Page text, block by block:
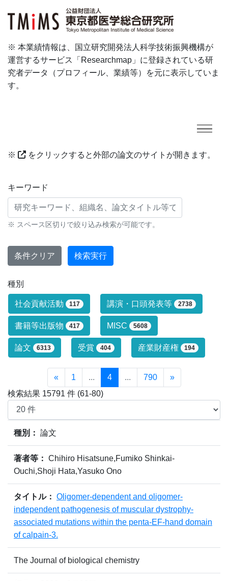
※ 本業績情報は、国立研究開発法人科学技術振興機構が
運営するサービス「Researchmap」に登録されている研
究者データ（プロフィール、業績等）を元に表示していま
す。
※ をクリックすると外部の論文のサイトが開きます。
研究業績に対する検索条件
キーワード
※ スペース区切りで絞り込み検索が可能です。
条件クリア 検索実行
種別
研究業績タイプによる絞り込み条件で
社会貢献活動 117 講演・口頭発表等 2738
書籍等出版物 417 MISC 5608
論文 6313 受賞 404 産業財産権 194
« 1 ... 4 ... 790
»
検索結果 15791 件 (61-80)
種別： 論文
著者等： Chihiro Hisatsune,Fumiko Shinkai-
Ouchi,Shoji Hata,Yasuko Ono
タイトル： Oligomer-dependent and oligomer-
independent pathogenesis of muscular dystrophy-
associated mutations within the penta-EF-hand domain
of calpain-3.
The Journal of biological chemistry